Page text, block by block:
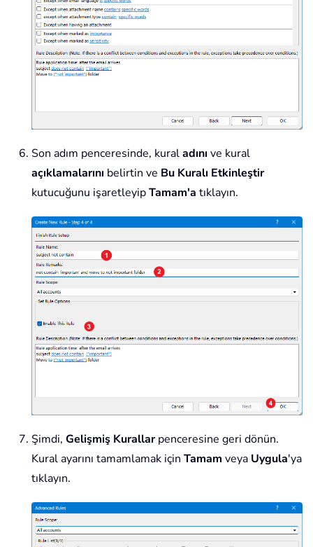
Son adım penceresinde, kuraladını ve kural
açıklamalarını belirtin ve Bu Kuralı Etkinleştir
kutucuğunu işaretleyipTamam'a tıklayın.
Şimdi, Gelişmiş Kurallarpenceresine geri dönün.
Kural ayarını tamamlamak için Tamam veya Uygula'ya
tıklayın.